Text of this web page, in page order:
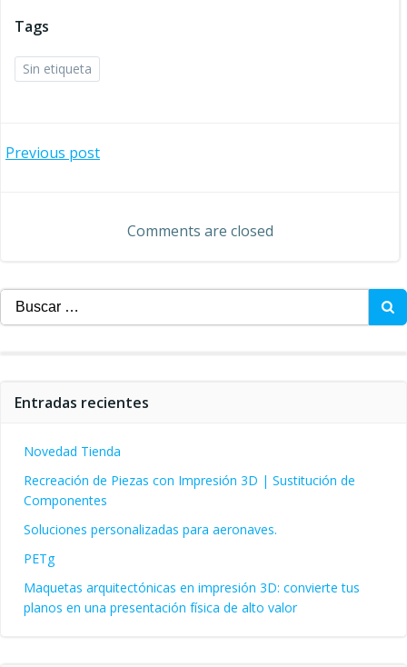
Tags
Sin etiqueta
Navegación
entradas
Previous post
Comments are closed
Buscar:
Entradas recientes
Novedad Tienda
Recreación de Piezas con Impresión 3D | Sustitución de
Componentes
Soluciones personalizadas para aeronaves.
PETg
Maquetas arquitectónicas en impresión 3D: convierte tus
planos en una presentación física de alto valor